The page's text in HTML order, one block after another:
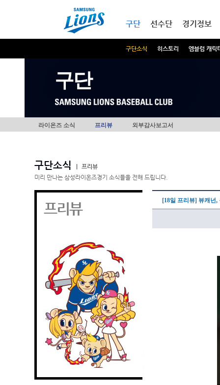
구단
구단소식 히스토리 엠블럼 캐릭
선수단 경기정보
구단
라이온즈 소식 프리뷰 외부감사보고서
구단소식
프리뷰
미리 만나는 삼성라이온즈경기 소식들을 전해 드립니다.
프리뷰 [18일 프리뷰] 뷰캐넌